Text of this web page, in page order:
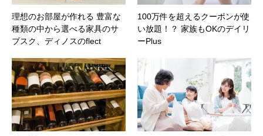
理想のお部屋が作れる 豊富な
種類の中から選べる家具のサ
ブスク、ディノスのflect
100万件を超えるクーポンが使
い放題！？ 家族もOKのデイリ
ーPlus